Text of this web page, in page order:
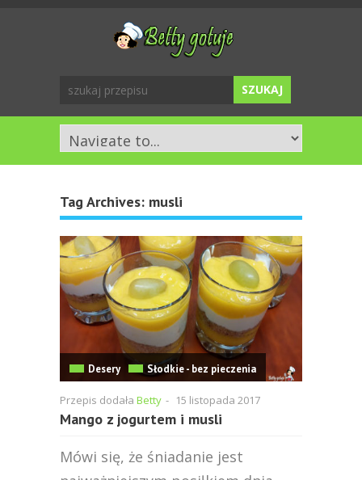
Tag Archives: musli
Desery Słodkie - bez pieczenia
Przepis dodała Betty - 15 listopada 2017
Mango z jogurtem i musli
Mówi się, że śniadanie jest